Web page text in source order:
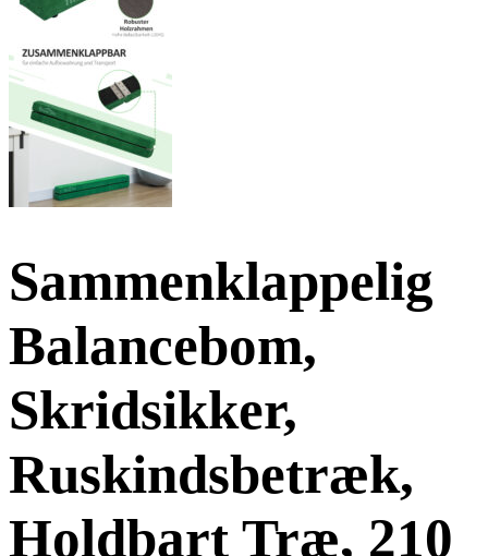
Sammenklappelig
Balancebom,
Skridsikker,
Ruskindsbetræk,
Holdbart Træ, 210